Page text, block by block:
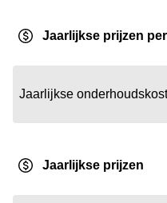
Jaarlijkse prijzen
Jaarlijkse
Jaarlijkse prijzen